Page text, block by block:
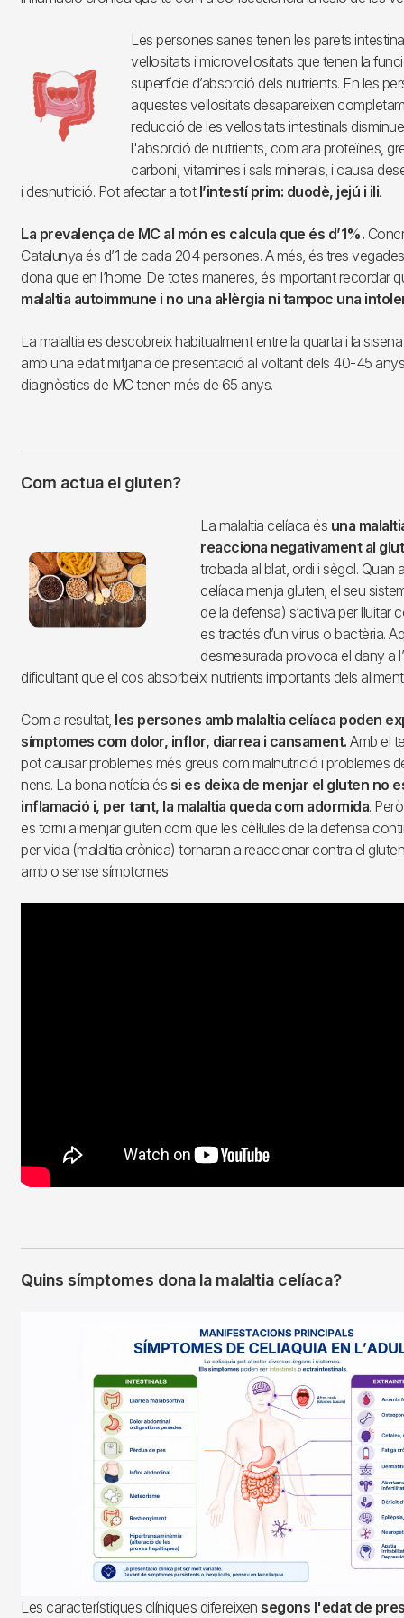
Les persones sanes tenen les parets
vellositats i microvellositats que tenen la
superfície d’absorció dels nutrients. En les
aquestes vellositats desapareixen
reducció de les vellositats intestinals
l'absorció de nutrients, com ara proteïnes,
carboni, vitamines i sals minerals, i causa
i desnutrició. Pot afectar a tot l’intestí prim: duodè, jejú i ili.
La prevalença de MC al món es calcula que és d’1%.
Catalunya és d’1 de cada 204 persones. A més, és tres
dona que en l’home. De totes maneres, és important recordar
malaltia autoimmune i no una al·lèrgia ni tampoc una
La malaltia es descobreix habitualment entre la quarta i la
amb una edat mitjana de presentació al voltant dels 40-45
diagnòstics de MC tenen més de 65 anys.
Com actua el gluten?
La malaltia celíaca és una
reacciona negativament al
trobada al blat, ordi i sègol. Quan
celíaca menja gluten, el seu
de la defensa) s’activa per lluitar
es tractés d’un virus o bactèria.
desmesurada provoca el dany a
dificultant que el cos absorbeixi nutrients importants dels
Com a resultat, les persones amb malaltia celíaca poden
símptomes com dolor, inflor, diarrea i cansament. Amb el
pot causar problemes més greus com malnutrició i problemes
nens. La bona notícia és si es deixa de menjar el gluten no
inflamació i, per tant, la malaltia queda com adormida.
es torni a menjar gluten com que les cèl·lules de la defensa
per vida (malaltia crònica) tornaran a reaccionar contra el
amb o sense símptomes.
Quins símptomes dona la malaltia celíaca?
Les característiques clíniques difereixen segons l'edat de